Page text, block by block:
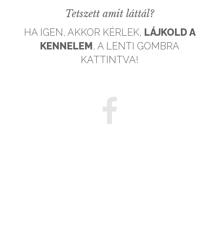
Tetszett amit láttál?
HA IGEN, AKKOR KÉRLEK, LÁJKOLD A
KENNELEM, A LENTI GOMBRA
KATTINTVA!